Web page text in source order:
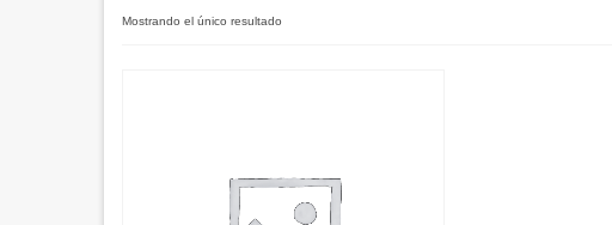
Mostrando el único resultado